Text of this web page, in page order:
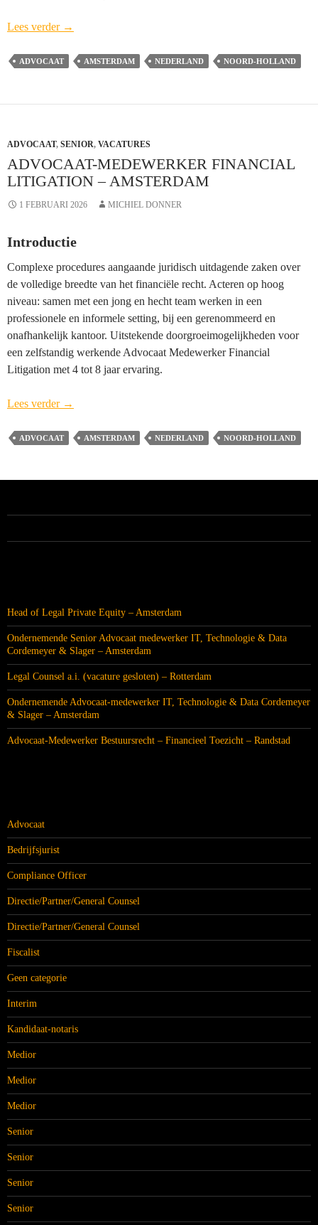
Lees verder Aankomend
Bouwrecht
der
Laan
–
→
ADVOCAAT AMSTERDAM NEDERLAND NOORD-HOLLAND
ADVOCAAT, SENIOR, VACATURES
ADVOCAAT-MEDEWERKER FINANCIAL
LITIGATION – AMSTERDAM
1 FEBRUARI 2026 MICHIEL DONNER
Introductie
Complexe procedures aangaande juridisch uitdagende zaken over
de volledige breedte van het financiële recht. Acteren op hoog
niveau: samen met een jong en hecht team werken in een
professionele en informele setting, bij een gerenommeerd en
onafhankelijk kantoor. Uitstekende doorgroeimogelijkheden voor
een zelfstandig werkende Advocaat Medewerker Financial
Litigation met 4 tot 8 jaar ervaring.
Lees verder Advocaat-
Financial
→
ADVOCAAT AMSTERDAM NEDERLAND NOORD-HOLLAND
Head of Legal Private Equity – Amsterdam
Ondernemende Senior Advocaat medewerker IT, Technologie & Data
Cordemeyer & Slager – Amsterdam
Legal Counsel a.i. (vacature gesloten) – Rotterdam
Ondernemende Advocaat-medewerker IT, Technologie & Data Cordemeyer
& Slager – Amsterdam
Advocaat-Medewerker Bestuursrecht – Financieel Toezicht – Randstad
Advocaat
Bedrijfsjurist
Compliance Officer
Directie/Partner/General Counsel
Directie/Partner/General Counsel
Fiscalist
Geen categorie
Interim
Kandidaat-notaris
Medior
Medior
Medior
Senior
Senior
Senior
Senior